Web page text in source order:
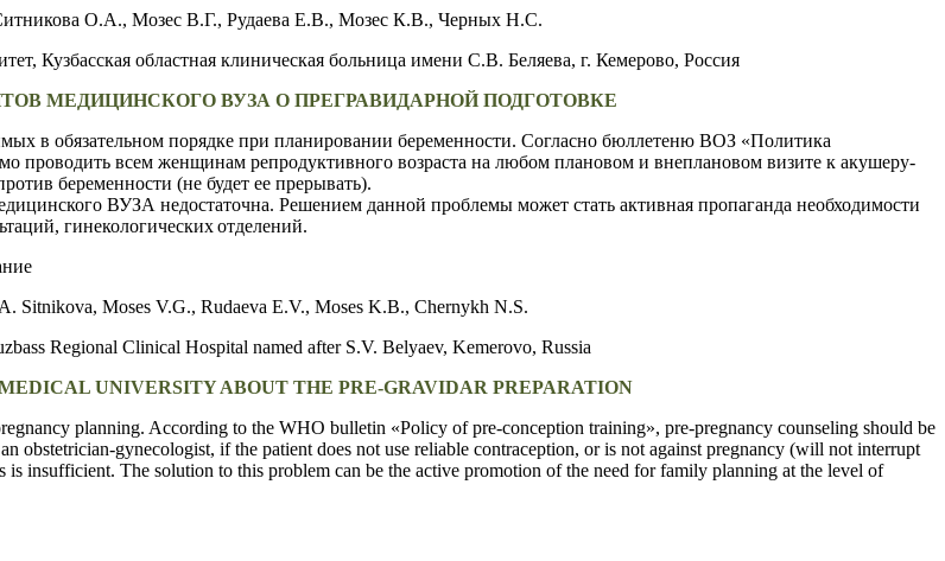
О.А., Мозес В.Г., Рудаева Е.В., Мозес К.В., Черных Н.С.
Кузбасская областная клиническая больница имени С.В. Беляева, г. Кемерово, Россия
МЕДИЦИНСКОГО ВУЗА О ПРЕГРАВИДАРНОЙ ПОДГОТОВКЕ
в обязательном порядке при планировании беременности. Согласно бюллетеню ВОЗ «Политика
проводить всем женщинам репродуктивного возраста на любом плановом и внеплановом визите к акушеру-
беременности (не будет ее прерывать).
ВУЗА недостаточна. Решением данной проблемы может стать активная пропаганда необходимости
гинекологических отделений.
Sitnikova, Moses V.G., Rudaeva E.V., Moses K.B., Chernykh N.S.
Regional Clinical Hospital named after S.V. Belyaev, Kemerovo, Russia
UNIVERSITY ABOUT THE PRE-GRAVIDAR PREPARATION
planning. According to the WHO bulletin «Policy of pre-conception training», pre-pregnancy counseling should be
obstetrician-gynecologist, if the patient does not use reliable contraception, or is not against pregnancy (will not interrupt
insufficient. The solution to this problem can be the active promotion of the need for family planning at the level of